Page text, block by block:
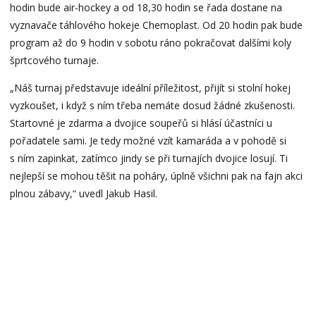
hodin bude air-hockey a od 18,30 hodin se řada dostane na
vyznavače táhlového hokeje Chemoplast. Od 20 hodin pak bude
program až do 9 hodin v sobotu ráno pokračovat dalšími koly
šprtcového turnaje.
„Náš turnaj představuje ideální příležitost, přijít si stolní hokej
vyzkoušet, i když s ním třeba nemáte dosud žádné zkušenosti.
Startovné je zdarma a dvojice soupeřů si hlásí účastníci u
pořadatele sami. Je tedy možné vzít kamaráda a v pohodě si
s ním zapinkat, zatímco jindy se při turnajích dvojice losují. Ti
nejlepší se mohou těšit na poháry, úplně všichni pak na fajn akci
plnou zábavy,“ uvedl Jakub Hasil.